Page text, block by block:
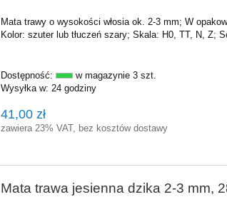
Mata trawy o wysokości włosia ok. 2-3 mm; W
Kolor: szuter lub tłuczeń szary; Skala: H0, TT, N, Z;
Dostępność:
w magazynie 3 szt.
Wysyłka w: 24 godziny
41,00 zł
zawiera 23% VAT, bez kosztów dostawy
Mata trawa jesienna dzika 2-3 mm,